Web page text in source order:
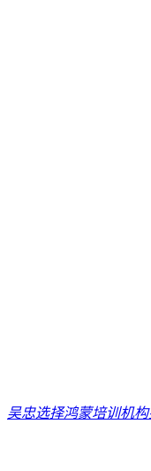
吴忠选择鸿蒙培训机